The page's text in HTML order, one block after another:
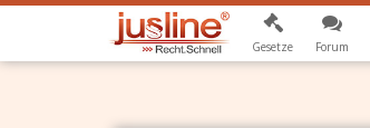
Gesetze Forum